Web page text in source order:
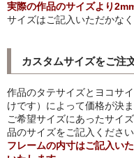
Folon
猫・ねこ・ネコ
額装品
額装品一覧
実際の作品のサイズより
サイズはご記入いただかなく
カスタムサイズをご注
作品のタテサイズとヨコサ
けです）によって価格が決ま
ご希望サイズにあったサイ
品のサイズをご記入ください
フレームの内寸はご記入い